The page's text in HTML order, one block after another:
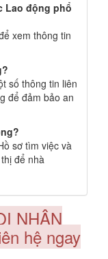
Lao động phổ
xem thông tin
số thông tin liên
để đảm bảo an
sơ tìm việc và
để nhà
NHÂN
hệ ngay